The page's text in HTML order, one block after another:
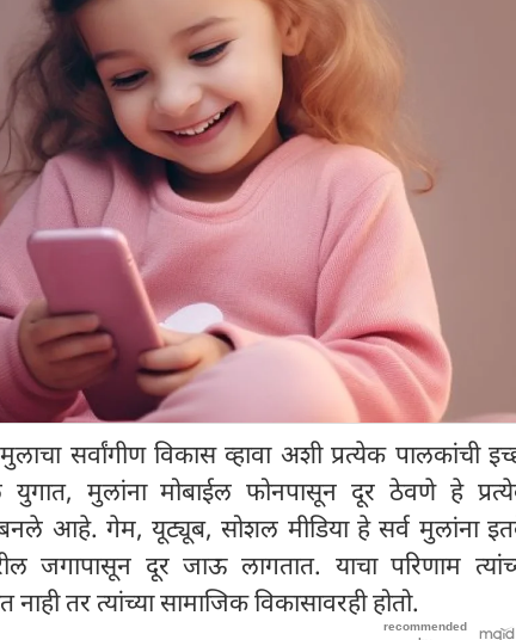
सर्वांगीण विकास व्हावा अशी प्रत्येक पालकांची
मुलांना मोबाईल फोनपासून दूर ठेवणे हे
आहे. गेम, यूट्यूब, सोशल मीडिया हे सर्व मुलांना
जगापासून दूर जाऊ लागतात. याचा परिणाम
तर त्यांच्या सामाजिक विकासावरही होतो.